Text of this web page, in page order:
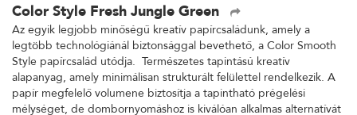
Color Style Fresh Jungle Green
Az egyik legjobb minőségű kreatív papírcsaládunk, amely a
legtöbb technológiánál biztonsággal bevethető, a Color Smooth
Style papírcsalád utódja. Természetes tapintású kreatív
alapanyag, amely minimálisan strukturált felülettel rendelkezik. A
papír megfelelő volumene biztosítja a tapintható prégelési
mélységet, de dombornyomáshoz is kiválóan alkalmas alternatívát